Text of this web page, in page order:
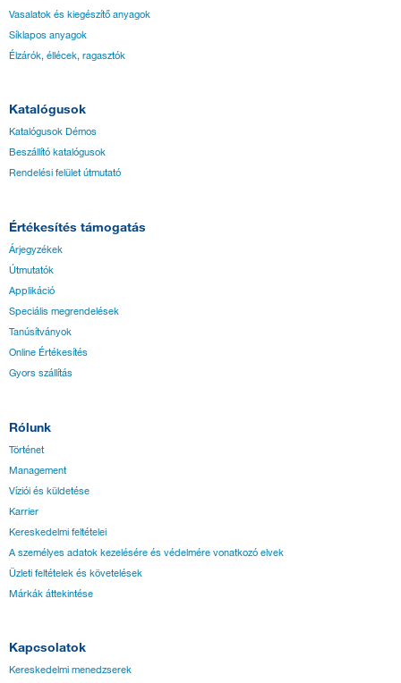
Vasalatok és kiegészítő anyagok
Síklapos anyagok
Élzárók, éllécek, ragasztók
Katalógusok
Katalógusok Démos
Beszállító katalógusok
Rendelési felület útmutató
Értékesítés támogatás
Árjegyzékek
Útmutatók
Applikáció
Speciális megrendelések
Tanúsítványok
Online Értékesítés
Gyors szállítás
Rólunk
Történet
Management
Víziói és küldetése
Karrier
Kereskedelmi feltételei
A személyes adatok kezelésére és védelmére vonatkozó elvek
Üzleti feltételek és követelések
Márkák áttekintése
Kapcsolatok
Kereskedelmi menedzserek